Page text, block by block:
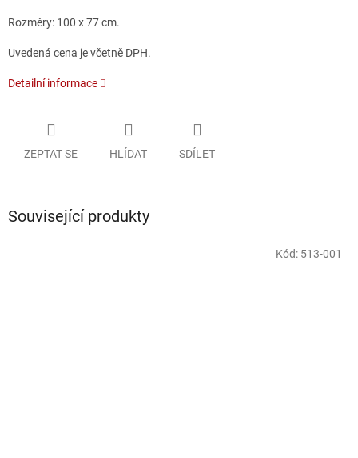
Rozměry: 100 x 77 cm.
Uvedená cena je včetně DPH.
Detailní informace
ZEPTAT SE HLÍDAT SDÍLET
Související produkty
Kód: 513-001